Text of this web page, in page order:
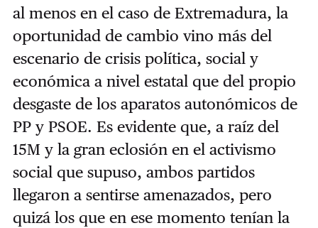
al menos en el caso de Extremadura, la
oportunidad de cambio vino más del
escenario de crisis política, social y
económica a nivel estatal que del propio
desgaste de los aparatos autonómicos de
PP y PSOE. Es evidente que, a raíz del
15M y la gran eclosión en el activismo
social que supuso, ambos partidos
llegaron a sentirse amenazados, pero
quizá los que en ese momento tenían la